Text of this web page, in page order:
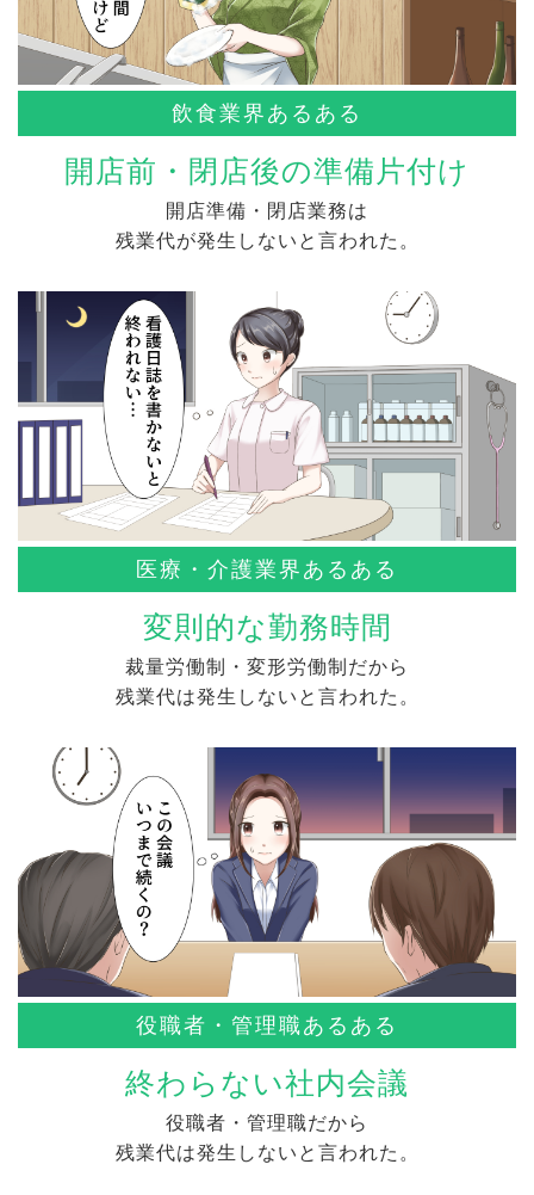
飲食業界あるある
開店前・閉店後の準備片付け
開店準備・閉店業務は
残業代が発生しないと言われた。
医療・介護業界あるある
変則的な勤務時間
裁量労働制・変形労働制だから
残業代は発生しないと言われた。
役職者・管理職あるある
終わらない社内会議
役職者・管理職だから
残業代は発生しないと言われた。